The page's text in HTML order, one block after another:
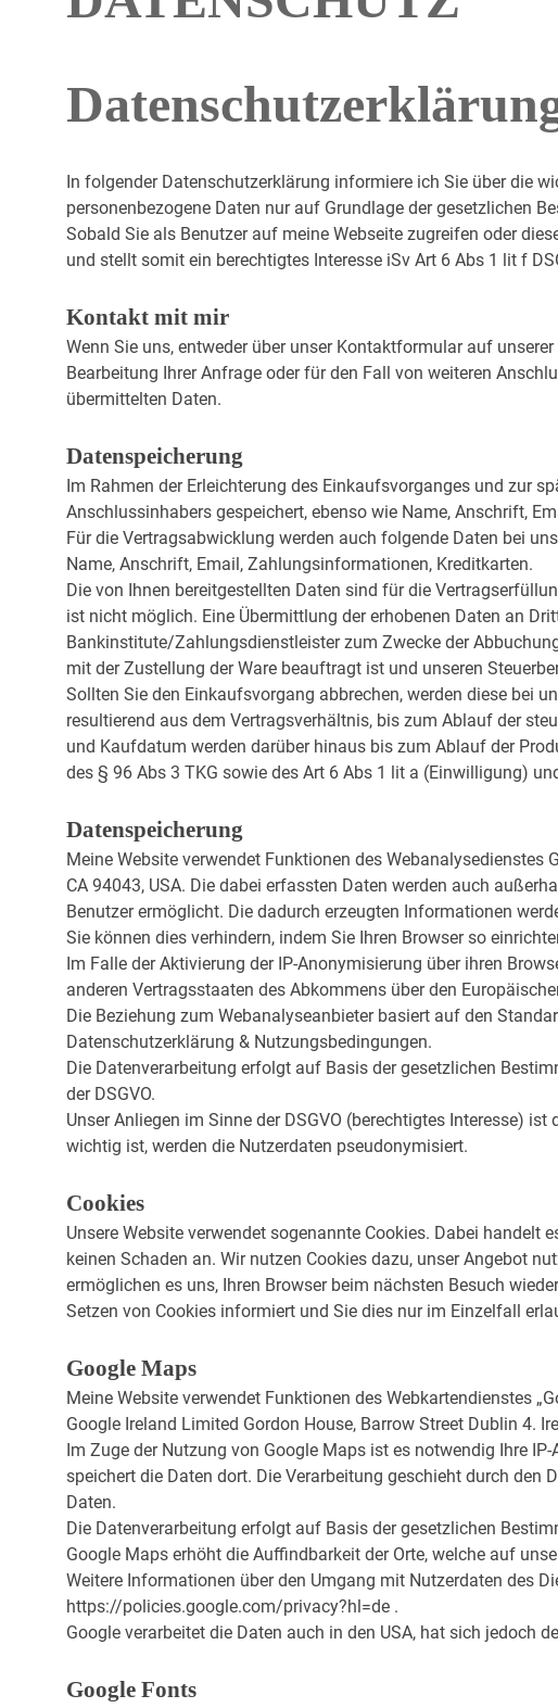
In folgender Datenschutzerklärung informiere ich Sie über die
personenbezogene Daten nur auf Grundlage der gesetzlichen
Sobald Sie als Benutzer auf meine Webseite zugreifen oder
und stellt somit ein berechtigtes Interesse iSv Art 6 Abs 1 lit f
Kontakt mit mir
Wenn Sie uns, entweder über unser Kontaktformular auf
Bearbeitung Ihrer Anfrage oder für den Fall von weiteren
übermittelten Daten.
Datenspeicherung
Im Rahmen der Erleichterung des Einkaufsvorganges und zur
Anschlussinhabers gespeichert, ebenso wie Name, Anschrift,
Für die Vertragsabwicklung werden auch folgende Daten bei
Name, Anschrift, Email, Zahlungsinformationen, Kreditkarten.
Die von Ihnen bereitgestellten Daten sind für die
ist nicht möglich. Eine Übermittlung der erhobenen Daten an
Bankinstitute/Zahlungsdienstleister zum Zwecke der
mit der Zustellung der Ware beauftragt ist und unseren
Sollten Sie den Einkaufsvorgang abbrechen, werden diese bei
resultierend aus dem Vertragsverhältnis, bis zum Ablauf der
und Kaufdatum werden darüber hinaus bis zum Ablauf der
des § 96 Abs 3 TKG sowie des Art 6 Abs 1 lit a (Einwilligung)
Datenspeicherung
Meine Website verwendet Funktionen des Webanalysedienstes
CA 94043, USA. Die dabei erfassten Daten werden auch
Benutzer ermöglicht. Die dadurch erzeugten Informationen
Sie können dies verhindern, indem Sie Ihren Browser so
Im Falle der Aktivierung der IP-Anonymisierung über ihren
anderen Vertragsstaaten des Abkommens über den
Die Beziehung zum Webanalyseanbieter basiert auf den
Datenschutzerklärung & Nutzungsbedingungen.
Die Datenverarbeitung erfolgt auf Basis der gesetzlichen
der DSGVO.
Unser Anliegen im Sinne der DSGVO (berechtigtes Interesse)
wichtig ist, werden die Nutzerdaten pseudonymisiert.
Cookies
Unsere Website verwendet sogenannte Cookies. Dabei
keinen Schaden an. Wir nutzen Cookies dazu, unser Angebot
ermöglichen es uns, Ihren Browser beim nächsten Besuch
Setzen von Cookies informiert und Sie dies nur im Einzelfall
Google Maps
Meine Website verwendet Funktionen des Webkartendienstes
Google Ireland Limited Gordon House, Barrow Street Dublin 4.
Im Zuge der Nutzung von Google Maps ist es notwendig Ihre
speichert die Daten dort. Die Verarbeitung geschieht durch den
Daten.
Die Datenverarbeitung erfolgt auf Basis der gesetzlichen
Google Maps erhöht die Auffindbarkeit der Orte, welche auf
Weitere Informationen über den Umgang mit Nutzerdaten des
https://policies.google.com/privacy?hl=de .
Google verarbeitet die Daten auch in den USA, hat sich jedoch
Google Fonts